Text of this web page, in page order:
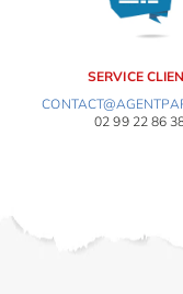
SERVICE
02 99 22 86